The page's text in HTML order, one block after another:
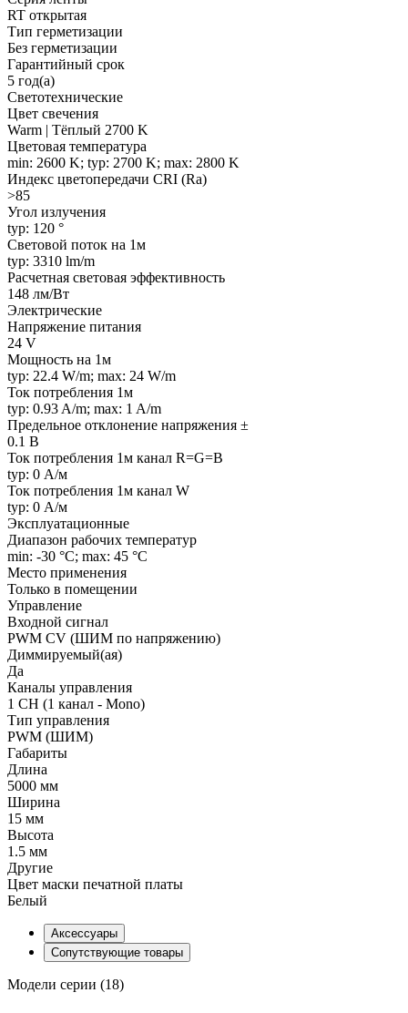
RT открытая
Тип герметизации
Без герметизации
Гарантийный срок
5 год(а)
Светотехнические
Цвет свечения
Warm | Тёплый 2700 K
Цветовая температура
min: 2600 K; typ: 2700 K; max: 2800 K
Индекс цветопередачи CRI (Ra)
>85
Угол излучения
typ: 120 °
Световой поток на 1м
typ: 3310 lm/m
Расчетная световая эффективность
148 лм/Вт
Электрические
Напряжение питания
24 V
Мощность на 1м
typ: 22.4 W/m; max: 24 W/m
Ток потребления 1м
typ: 0.93 A/m; max: 1 A/m
Предельное отклонение напряжения ±
0.1 В
Ток потребления 1м канал R=G=B
typ: 0 А/м
Ток потребления 1м канал W
typ: 0 А/м
Эксплуатационные
Диапазон рабочих температур
min: -30 °C; max: 45 °C
Место применения
Только в помещении
Управление
Входной сигнал
PWM СV (ШИМ по напряжению)
Диммируемый(ая)
Да
Каналы управления
1 CH (1 канал - Mono)
Тип управления
PWM (ШИМ)
Габариты
Длина
5000 мм
Ширина
15 мм
Высота
1.5 мм
Другие
Цвет маски печатной платы
Белый
Аксессуары
Сопутствующие товары
Модели серии (18)